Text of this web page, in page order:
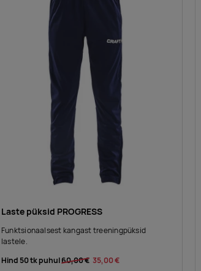
Laste püksid PROGRESS
Funktsionaalsest kangast treeningpüksid
lastele.
Hind 50 tk puhul60,00 € 35,00 €